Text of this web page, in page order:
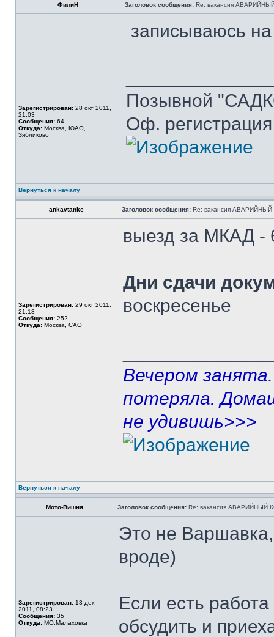
ФилиН Заголовок сообщения: Re: вакансия
Зарегистрирован: 28 окт 2011,
21:03
Сообщения: 64
Откуда: Москва, ЮАО,
Зябликово
записываюсь на
Позывной
Оф.
Вернуться к началу
ankavtanke Заголовок сообщения: Re: вакансия АВАРИЙНЫЙ
Зарегистрирован: 29 окт 2011,
21:13
Сообщения: 252
Откуда: Москва, САО
выезд за МКАД -
Дни сдачи
воскресенье
Вечером
потеряла.
не удивишь>>>
Вернуться к началу
Мото-Вишня Заголовок сообщения: Re: вакансия АВАРИЙНЫЙ
Зарегистрирован: 13 дек
2011, 08:23
Сообщения: 35
Откуда: МО,Малаховка
Это не
вроде)
Если есть работа
обсудить и